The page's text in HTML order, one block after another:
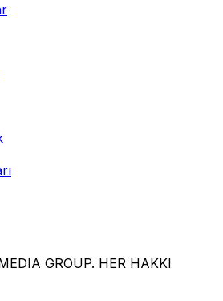
GROUP. HER HAKKI